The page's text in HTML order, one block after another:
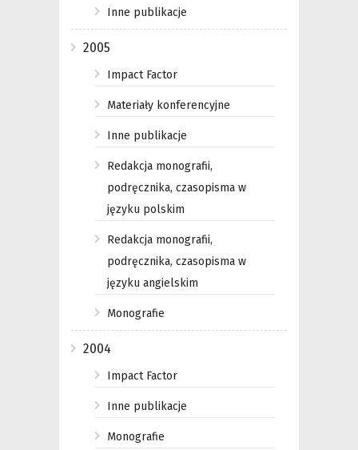
Inne publikacje
2005
Impact Factor
Materiały konferencyjne
Inne publikacje
Redakcja monografii,
podręcznika, czasopisma w
języku polskim
Redakcja monografii,
podręcznika, czasopisma w
języku angielskim
Monografie
2004
Impact Factor
Inne publikacje
Monografie